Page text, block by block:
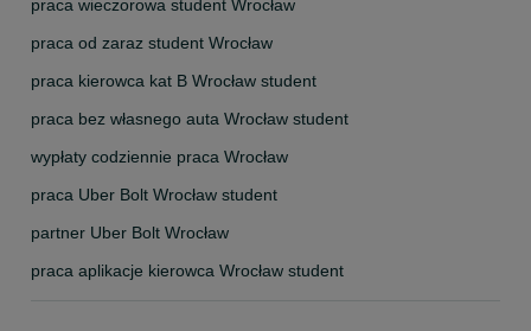
praca wieczorowa student Wrocław
praca od zaraz student Wrocław
praca kierowca kat B Wrocław student
praca bez własnego auta Wrocław student
wypłaty codziennie praca Wrocław
praca Uber Bolt Wrocław student
partner Uber Bolt Wrocław
praca aplikacje kierowca Wrocław student